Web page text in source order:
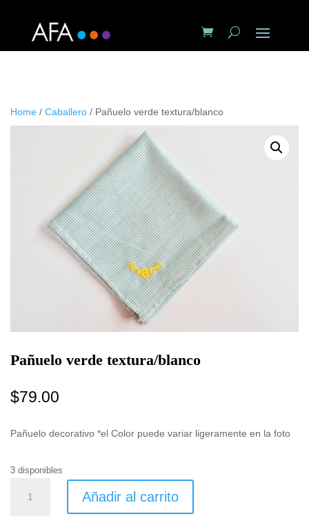
Home / Caballero / Pañuelo verde textura/blanco
Pañuelo verde textura/blanco
$79.00
Pañuelo decorativo *el Color puede variar ligeramente en la foto
3 disponibles
verde
textura/blanco
Añadir al carrito